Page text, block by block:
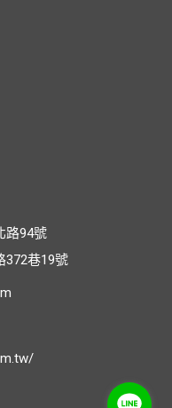
路94號
巷19號